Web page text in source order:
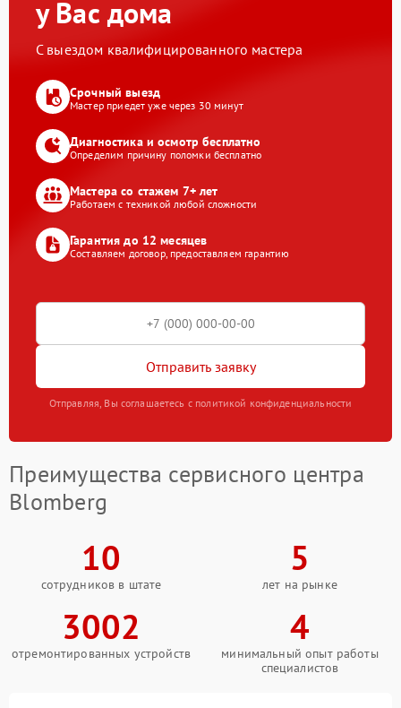
у Вас дома
С выездом квалифицированного мастера
Срочный выезд
Мастер приедет уже через 30 минут
Диагностика и осмотр бесплатно
Определим причину поломки бесплатно
Мастера со стажем 7+ лет
Работаем с техникой любой сложности
Гарантия до 12 месяцев
Составляем договор, предоставляем гарантию
Отправить заявку
Отправляя, Вы соглашаетесь с политикой конфиденциальности
Преимущества сервисного центра
Blomberg
10
сотрудников в штате
5
лет на рынке
3002
отремонтированных устройств
4
минимальный опыт работы
специалистов